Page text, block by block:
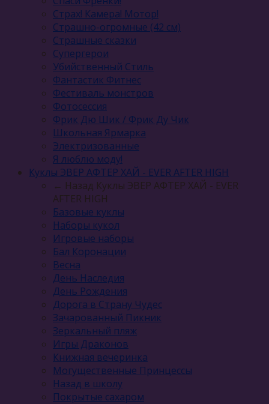
Страх! Камера! Мотор!
Страшно-огромные (42 см)
Страшные сказки
Супергерои
Убийственный Стиль
Фантастик Фитнес
Фестиваль монстров
Фотосессия
Фрик Дю Шик / Фрик Ду Чик
Школьная Ярмарка
Электризованные
Я люблю моду!
Куклы ЭВЕР АФТЕР ХАЙ - EVER AFTER HIGH
← Назад Куклы ЭВЕР АФТЕР ХАЙ - EVER
AFTER HIGH
Базовые куклы
Наборы кукол
Игровые наборы
Бал Коронации
Весна
День Наследия
День Рождения
Дорога в Страну Чудес
Зачарованный Пикник
Зеркальный пляж
Игры Драконов
Книжная вечеринка
Могущественные Принцессы
Назад в школу
Покрытые сахаром